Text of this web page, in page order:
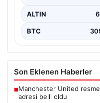
ALTIN
BTC
Son Eklenen Haberler
■Manchester United
adresi belli oldu